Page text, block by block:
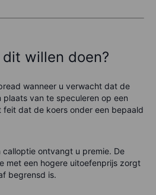
willen doen?
wanneer u verwacht dat de
van te speculeren op een
dat de koers onder een bepaald
ontvangt u premie. De
met een hogere uitoefenprijs zorgt
begrensd is.